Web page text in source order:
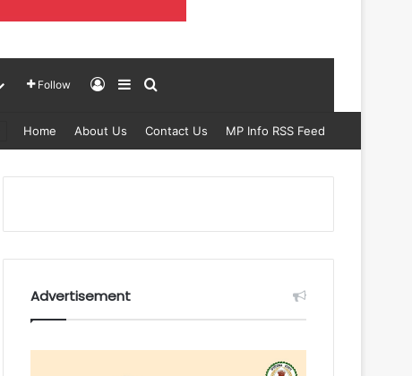
Follow Log InSidebar
Home About Us Contact Us MP Info RSS Feed
Advertisement